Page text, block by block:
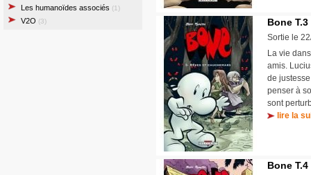
Les humanoïdes associés (1)
V2O (3) Bone T.3
Sortie le
La vie
amis.
de
penser à
sont
lire la
Bone T.4